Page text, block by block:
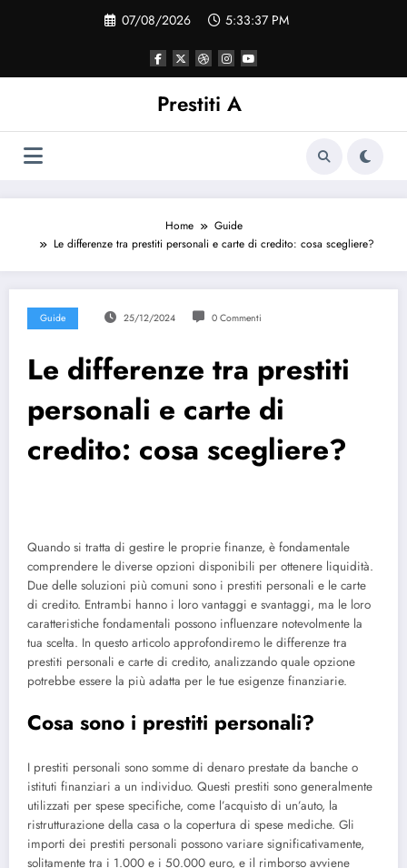
07/08/2026 5:33:37 PM
Prestiti A
Home
Guide
Le differenze tra prestiti personali e carte di credito: cosa scegliere?
Guide 25/12/2024 0 Commenti
Le differenze tra prestiti
personali e carte di
credito: cosa scegliere?
Quando si tratta di gestire le proprie finanze, è fondamentale
comprendere le diverse opzioni disponibili per ottenere liquidità.
Due delle soluzioni più comuni sono i prestiti personali e le carte
di credito. Entrambi hanno i loro vantaggi e svantaggi, ma le loro
caratteristiche fondamentali possono influenzare notevolmente la
tua scelta. In questo articolo approfondiremo le differenze tra
prestiti personali e carte di credito, analizzando quale opzione
potrebbe essere la più adatta per le tue esigenze finanziarie.
Cosa sono i prestiti personali?
I prestiti personali sono somme di denaro prestate da banche o
istituti finanziari a un individuo. Questi prestiti sono generalmente
utilizzati per spese specifiche, come l’acquisto di un’auto, la
ristrutturazione della casa o la copertura di spese mediche. Gli
importi dei prestiti personali possono variare significativamente,
solitamente tra i 1.000 e i 50.000 euro, e il rimborso avviene